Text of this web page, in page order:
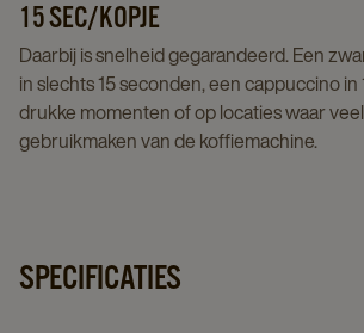
15 SEC/KOPJE
Daarbij is snelheid gegarandeerd. Een
in slechts 15 seconden, een cappuccino in
drukke momenten of op locaties waar
gebruikmaken van de koffiemachine.
SPECIFICATIES